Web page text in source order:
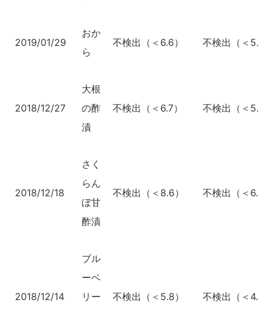
2019/01/29
おか
ら
不検出（＜6.6） 不検出（＜5.0
2018/12/27
大根
の酢
漬
不検出（＜6.7） 不検出（＜5.3
2018/12/18
さく
らん
ぼ甘
酢漬
不検出（＜8.6） 不検出（＜6.6
2018/12/14
ブル
ーベ
リー
不検出（＜5.8） 不検出（＜4.4